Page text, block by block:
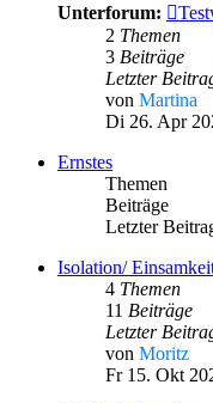
Unterforum:
2 Themen
3 Beiträge
Letzter
von Martina
Di 26. Apr
Ernstes
Themen
Beiträge
Letzter
Isolation/
4 Themen
11 Beiträge
Letzter
von Moritz
Fr 15. Okt